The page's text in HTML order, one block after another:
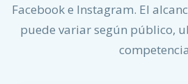
Facebook e Instagram. El
puede variar según público,